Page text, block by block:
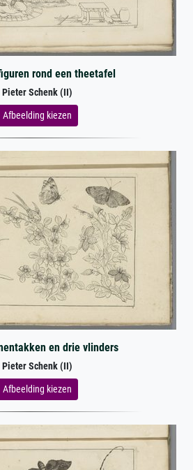
rond een theetafel
Pieter Schenk (II)
Afbeelding kiezen
en drie vlinders
Pieter Schenk (II)
Afbeelding kiezen